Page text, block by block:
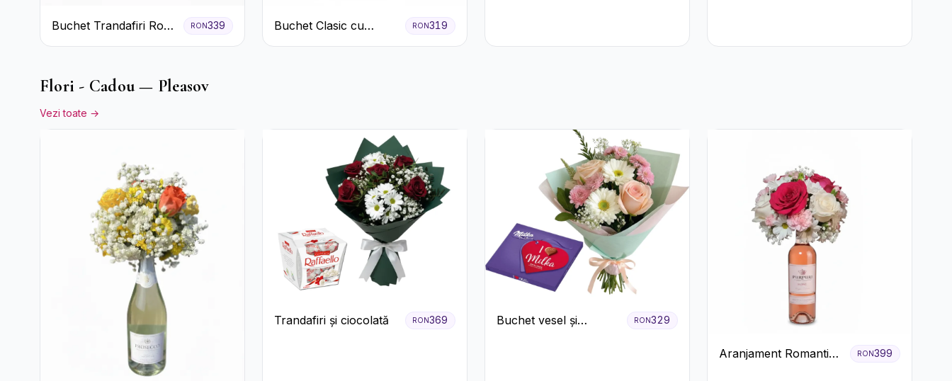
Buchet Trandafiri Roz
și Roșii cu Eucalipt și
RON339
Buchet Clasic cu
Trandafiri Roșii și
RON319
Flori - Cadou — Pleasov
Vezi toate →
Trandafiri și ciocolată RON369
Buchet vesel și
RON329
Aranjament Romantic
RON399